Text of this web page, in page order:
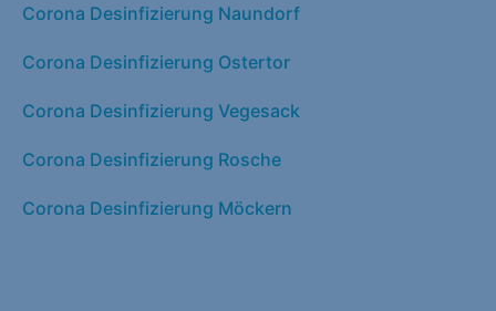
Corona Desinfizierung Naundorf
Corona Desinfizierung Ostertor
Corona Desinfizierung Vegesack
Corona Desinfizierung Rosche
Corona Desinfizierung Möckern